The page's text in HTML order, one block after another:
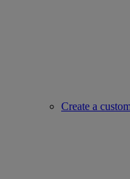
Create a